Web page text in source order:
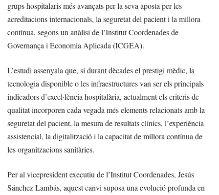
grups hospitalaris més avançats per la seva aposta per les
acreditacions internacionals, la seguretat del pacient i la millora
contínua, segons un anàlisi de l’Institut Coordenades de
Governança i Economia Aplicada (ICGEA).
L’estudi assenyala que, si durant dècades el prestigi mèdic, la
tecnologia disponible o les infraestructures van ser els principals
indicadors d’excel·lència hospitalària, actualment els criteris de
qualitat incorporen cada vegada més elements relacionats amb la
seguretat del pacient, la mesura de resultats clínics, l’experiència
assistencial, la digitalització i la capacitat de millora contínua de
les organitzacions sanitàries.
Per al vicepresident executiu de l’Institut Coordenades, Jesús
Sánchez Lambás, aquest canvi suposa una evolució profunda en